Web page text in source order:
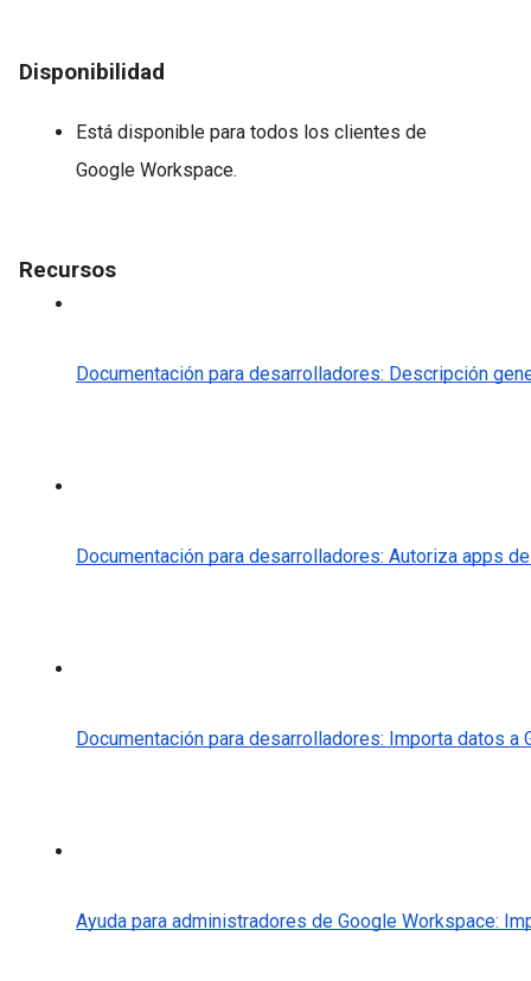
Disponibilidad
Está disponible para todos los clientes de
Google Workspace.
Recursos
Documentación para desarrolladores: Descripción
Documentación para desarrolladores: Autoriza apps
Documentación para desarrolladores: Importa datos a
Ayuda para administradores de Google Workspace: